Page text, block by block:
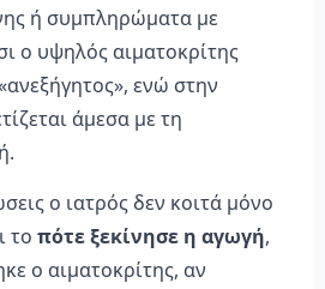
ή συμπληρώματα με
ο υψηλός αιματοκρίτης
ενώ στην
άμεσα με τη
ο ιατρός δεν κοιτά μόνο
το πότε ξεκίνησε η αγωγή,
ο αιματοκρίτης, αν